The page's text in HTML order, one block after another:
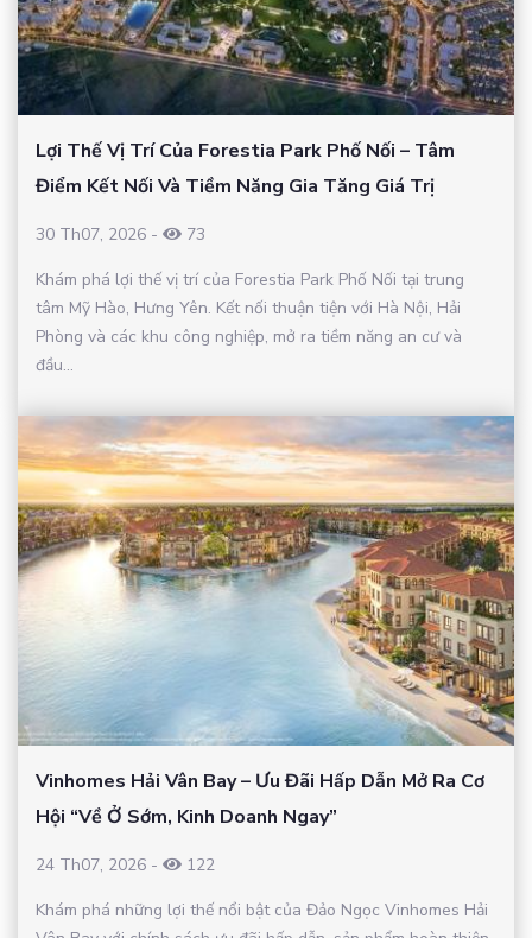
Lợi Thế Vị Trí Của Forestia Park Phố Nối – Tâm
Điểm Kết Nối Và Tiềm Năng Gia Tăng Giá Trị
30 Th07, 2026 -
73
Khám phá lợi thế vị trí của Forestia Park Phố Nối tại trung
tâm Mỹ Hào, Hưng Yên. Kết nối thuận tiện với Hà Nội, Hải
Phòng và các khu công nghiệp, mở ra tiềm năng an cư và
đầu...
Vinhomes Hải Vân Bay – Ưu Đãi Hấp Dẫn Mở Ra Cơ
Hội “Về Ở Sớm, Kinh Doanh Ngay”
24 Th07, 2026 -
122
Khám phá những lợi thế nổi bật của Đảo Ngọc Vinhomes Hải